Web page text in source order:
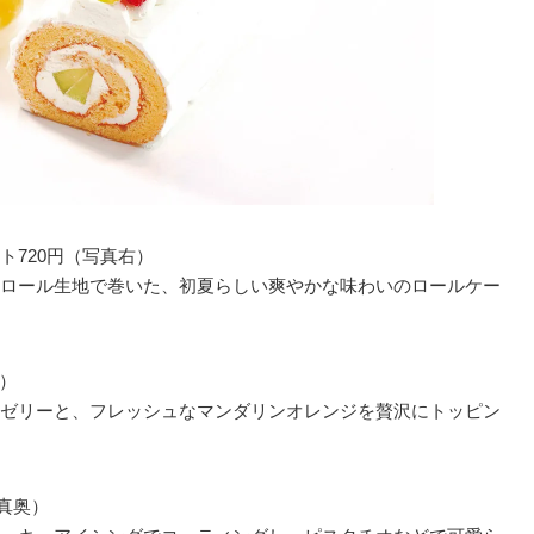
720円（写真右）
ール生地で巻いた、初夏らしい爽やかな味わいのロールケー
リーと、フレッシュなマンダリンオレンジを贅沢にトッピン
奥）